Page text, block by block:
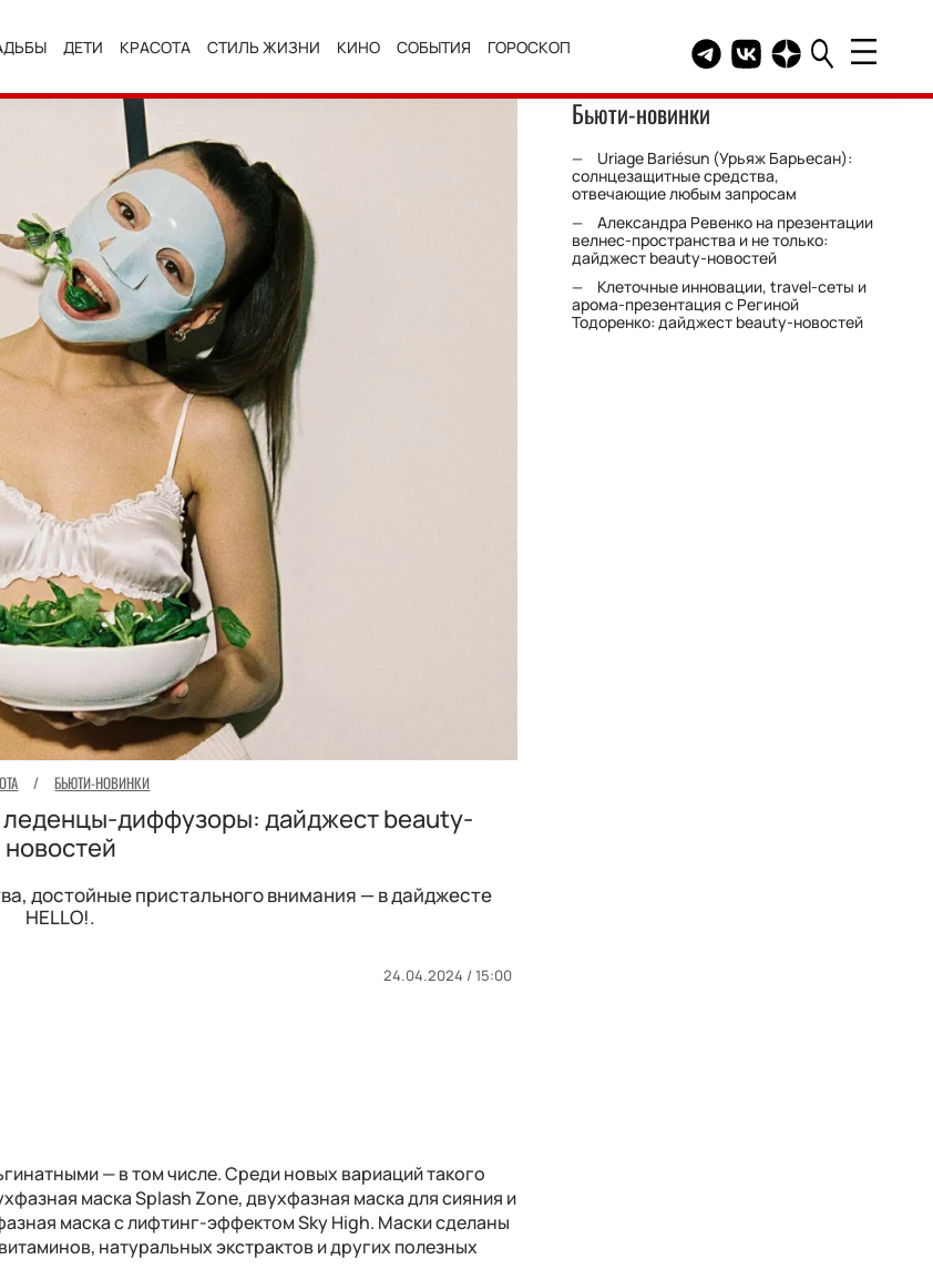
ДЕТИ КРАСОТА СТИЛЬ ЖИЗНИ КИНО СОБЫТИЯ ГОРОСКОП Telegram канал HELLO
Группа HELLO
Канал HELLO в
/ БЬЮТИ-НОВИНКИ
диффузоры: дайджест beauty-
новостей
достойные пристального внимания — в дайджесте
HELLO!.
24.04.2024 / 15:00
— в том числе. Среди новых вариаций такого
маска Splash Zone, двухфазная маска для сияния и
маска с лифтинг-эффектом Sky High. Маски сделаны
натуральных экстрактов и других полезных
Бьюти-новинки
Uriage Bariésun (Урьяж Барьесан):
солнцезащитные средства,
отвечающие любым запросам
Александра Ревенко на презентации
велнес-пространства и не только:
дайджест beauty-новостей
Клеточные инновации, travel-сеты и
арома-презентация с Региной
Тодоренко: дайджест beauty-новостей